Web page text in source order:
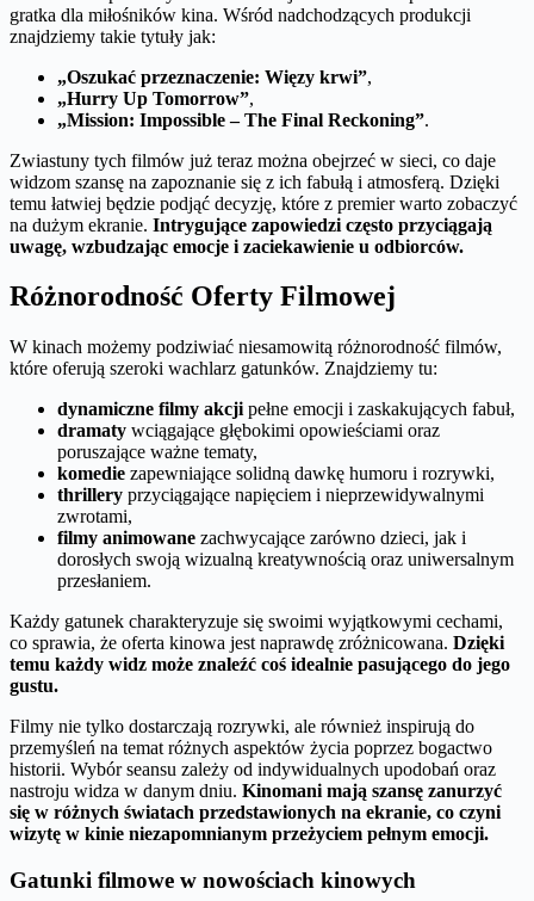
gratka dla miłośników kina. Wśród nadchodzących produkcji
znajdziemy takie tytuły jak:
„Oszukać przeznaczenie: Więzy krwi”,
„Hurry Up Tomorrow”,
„Mission: Impossible – The Final Reckoning”.
Zwiastuny tych filmów już teraz można obejrzeć w sieci, co daje
widzom szansę na zapoznanie się z ich fabułą i atmosferą. Dzięki
temu łatwiej będzie podjąć decyzję, które z premier warto zobaczyć
na dużym ekranie. Intrygujące zapowiedzi często przyciągają
uwagę, wzbudzając emocje i zaciekawienie u odbiorców.
Różnorodność Oferty Filmowej
W kinach możemy podziwiać niesamowitą różnorodność filmów,
które oferują szeroki wachlarz gatunków. Znajdziemy tu:
dynamiczne filmy akcji pełne emocji i zaskakujących fabuł,
dramaty wciągające głębokimi opowieściami oraz
poruszające ważne tematy,
komedie zapewniające solidną dawkę humoru i rozrywki,
thrillery przyciągające napięciem i nieprzewidywalnymi
zwrotami,
filmy animowane zachwycające zarówno dzieci, jak i
dorosłych swoją wizualną kreatywnością oraz uniwersalnym
przesłaniem.
Każdy gatunek charakteryzuje się swoimi wyjątkowymi cechami,
co sprawia, że oferta kinowa jest naprawdę zróżnicowana. Dzięki
temu każdy widz może znaleźć coś idealnie pasującego do jego
gustu.
Filmy nie tylko dostarczają rozrywki, ale również inspirują do
przemyśleń na temat różnych aspektów życia poprzez bogactwo
historii. Wybór seansu zależy od indywidualnych upodobań oraz
nastroju widza w danym dniu. Kinomani mają szansę zanurzyć
się w różnych światach przedstawionych na ekranie, co czyni
wizytę w kinie niezapomnianym przeżyciem pełnym emocji.
Gatunki filmowe w nowościach kinowych